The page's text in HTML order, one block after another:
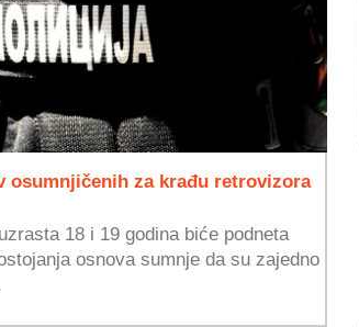
osumnjičenih za krađu retrovizora
18 i 19 godina biće podneta
osnova sumnje da su zajedno